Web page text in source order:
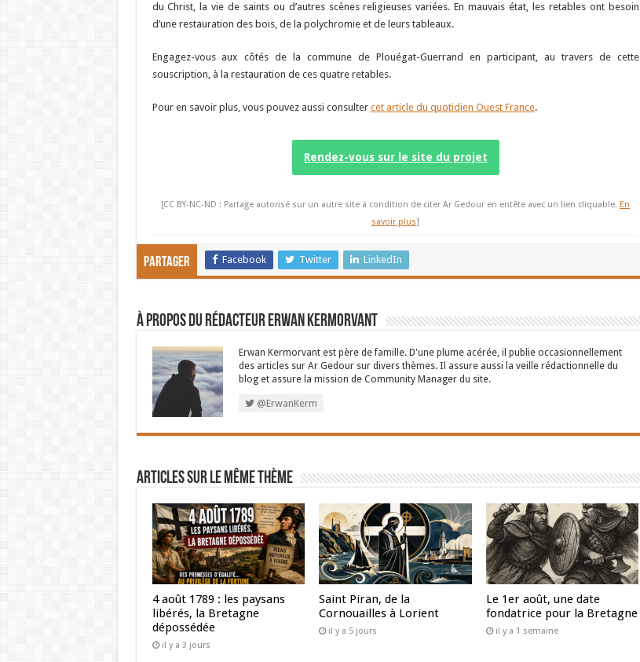
du Christ, la vie de saints ou d’autres scènes religieuses variées. En mauvais état, les retables ont besoin
d’une restauration des bois, de la polychromie et de leurs tableaux.
Engagez-vous aux côtés de la commune de Plouégat-Guerrand en participant, au travers de cette
souscription, à la restauration de ces quatre retables.
Pour en savoir plus, vous pouvez aussi consulter cet article du quotidien Ouest France.
Rendez-vous sur le site du projet
[CC BY-NC-ND : Partage autorisé sur un autre site à condition de citer Ar Gedour en entête avec un lien cliquable. En
savoir plus]
Partager Facebook Twitter LinkedIn
À propos du rédacteur Erwan Kermorvant
Erwan Kermorvant est père de famille. D'une plume acérée, il publie occasionnellement
des articles sur Ar Gedour sur divers thèmes. Il assure aussi la veille rédactionnelle du
blog et assure la mission de Community Manager du site.
@ErwanKerm
Articles sur le même thème
4 août 1789 : les paysans
libérés, la Bretagne
dépossédée
il y a 3 jours
Saint Piran, de la
Cornouailles à Lorient
il y a 5 jours
Le 1er août, une date
fondatrice pour la Bretagne
il y a 1 semaine